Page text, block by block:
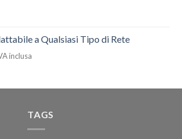
a Qualsiasi Tipo di Rete
inclusa
TAGS